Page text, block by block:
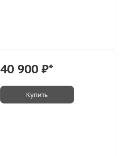
40 900 ₽*
Купить